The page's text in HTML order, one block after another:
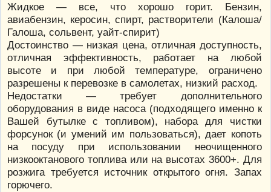
Жидкое — все, что хорошо горит. Бензин,
авиабензин, керосин, спирт, растворители (Калоша/
Галоша, сольвент, уайт-спирит)
Достоинство — низкая цена, отличная доступность,
отличная эффективность, работает на любой
высоте и при любой температуре, ограничено
разрешены к перевозке в самолетах, низкий расход.
Недостатки — требует дополнительного
оборудования в виде насоса (подходящего именно к
Вашей бутылке с топливом), набора для чистки
форсунок (и умений им пользоваться), дает копоть
на посуду при использовании неочищенного
низкооктанового топлива или на высотах 3600+. Для
розжига требуется источник открытого огня. Запах
горючего.